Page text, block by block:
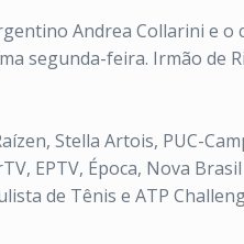
Andrea Collarini e o
segunda-feira. Irmão de
Stella Artois, PUC-
EPTV, Época, Nova
de Tênis e ATP